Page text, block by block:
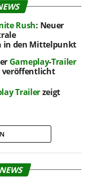
Rush: Neuer
in den Mittelpunkt
Gameplay-Trailer
veröffentlicht
Trailerzeigt